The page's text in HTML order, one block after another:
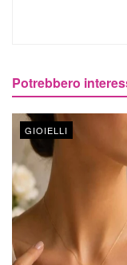
Potrebbero
GIOIELLI